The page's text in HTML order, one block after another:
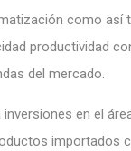
como así
productividad
del mercado.
en el
importados